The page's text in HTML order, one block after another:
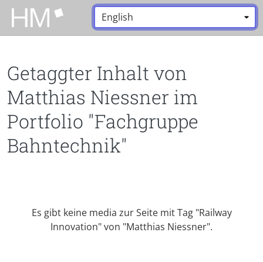
Zum Hauptinhalt zurückspringen
Sprache:
Getaggter Inhalt von
Matthias Niessner im
Portfolio "Fachgruppe
Bahntechnik"
Es gibt keine media zur Seite mit Tag "Railway
Innovation" von "Matthias Niessner".